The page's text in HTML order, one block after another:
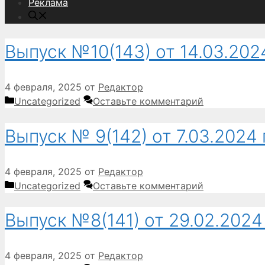
Реклама
Выпуск №10(143) от
4 февраля, 2025 от Редактор
Рубрики
Uncategorized Оставьте комментарий
Выпуск № 9(142) от 7.03.2024
4 февраля, 2025 от Редактор
Рубрики
Uncategorized Оставьте комментарий
Выпуск №8(141) от 29.02.2024
4 февраля, 2025 от Редактор